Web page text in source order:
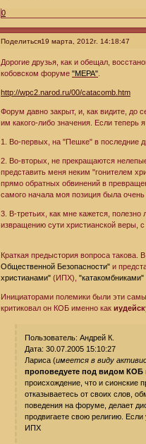
0
Поделиться19 марта, 2012г. 14:18:47
Дорогие друзья, как и обещал,
кобовском форуме"МЕРА"
http://wpc2.narod.ru/00/catacomb.htm
Форум давно закрыт, и, как видите, до
им какого-либо значения. Если
1. Во-первых, на "Пешке" в последние
2. Во-вторых, не прекращаются
представить меня неким "гонителем
прямо обратных обвинений в
самого начала моя позиция была очень
3. В-третьих, как мне кажется,
извращению сути христианской веры,
Краткая предыстория вопроса такова.
Общественной Безопасности" и
христианами" (ИПХ),"катакомбниками"
Инициаторами полемики были эти
критиковал он КОБ именно как
Пользователь: Андрей К.
Дата: 30.07.2005 15:10:27
Лариса (имеется в виду
проповедуете под видом КОБ
происхождение, что и сионские
отказываетесь от своих слов,
поведения на форуме, делает
продвигаете свою религию. Если
ИПХ